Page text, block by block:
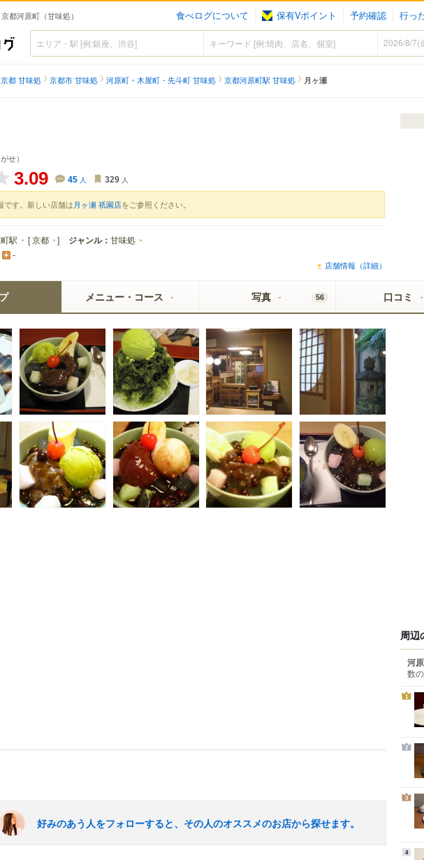
都河原町（甘味処） 食べログについて 保有Vポイント 予約確認 行っ
食べログ
京都 甘味処 京都市 甘味処 河原町・木屋町・先斗町 甘味処 京都河原町駅 甘味処 月ヶ瀬
せ）
3.09 45 人 329 人
です。新しい店舗は月ヶ瀬 祇園店をご参照ください。
駅 [京都 ] ジャンル： 甘味処
-
店舗情報（詳細）
メニュー・コース 写真 56 口コミ
好みのあう人をフォローすると、その人のオススメのお店から探せます。
周辺
河
数
1
2
3
4